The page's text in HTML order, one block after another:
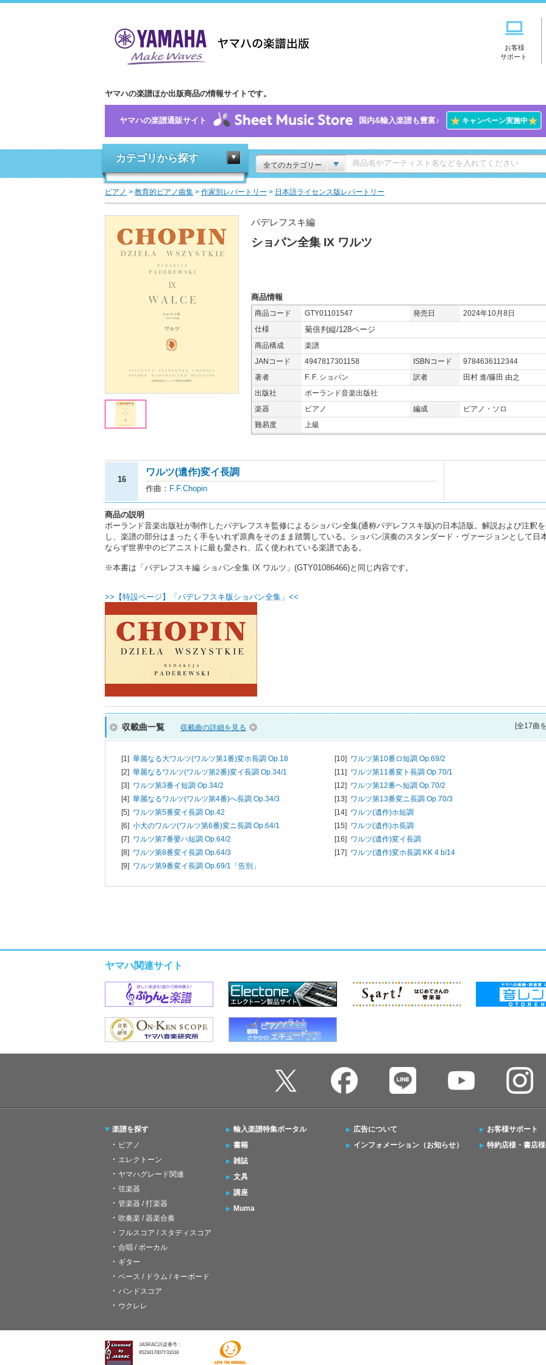
お客様
サポート
ヤマハの楽譜ほか出版商品の情報サイトです。
ヤマハの楽譜通販サイト 国内&輸入楽譜も豊富♪ ★キャンペーン実施中★
カテゴリから探す
全てのカテゴリー
ピアノ > 教育的ピアノ曲集 > 作家別レパートリー > 日本語ライセンス版レパートリー
パデレフスキ編
ショパン全集 IX ワルツ
商品情報
商品コード GTY01101547 発売日
2024年10月8日
仕様
菊倍判縦/128ページ
商品構成
楽譜
JANコード
4947817301158 ISBNコード
9784636112344
著者
F. F. ショパン 訳者
田村 進/藤田 由之
出版社
ポーランド音楽出版社
楽器
ピアノ 編成
ピアノ・ソロ
難易度
上級
16
ワルツ(遺作)変イ長調
作曲： F.F.Chopin
商品の説明
ポーランド音楽出版社が制作したパデレフスキ監修によるショパン全集(通称パデレフスキ版)の日本語版。解説および注釈
し、楽譜の部分はまったく手をいれず原典をそのまま踏襲している。ショパン演奏のスタンダード・ヴァージョンとして日
ならず世界中のピアニストに最も愛され、広く使われている楽譜である。
※本書は「パデレフスキ編 ショパン全集 IX ワルツ」(GTY01086466)と同じ内容です。
>>【特設ページ】「パデレフスキ版ショパン全集」<<
収載曲一覧 収載曲の詳細を見る [全17曲
[1] 華麗なる大ワルツ(ワルツ第1番)変ホ長調 Op.18
[2] 華麗なるワルツ(ワルツ第2番)変イ長調 Op.34/1
[3] ワルツ第3番イ短調 Op.34/2
[4] 華麗なるワルツ(ワルツ第4番)へ長調 Op.34/3
[5] ワルツ第5番変イ長調 Op.42
[6] 小犬のワルツ(ワルツ第6番)変ニ長調 Op.64/1
[7] ワルツ第7番嬰ハ短調 Op.64/2
[8] ワルツ第8番変イ長調 Op.64/3
[9] ワルツ第9番変イ長調 Op.69/1「告別」
[10] ワルツ第10番ロ短調 Op.69/2
[11] ワルツ第11番変ト長調 Op.70/1
[12] ワルツ第12番ヘ短調 Op.70/2
[13] ワルツ第13番変ニ長調 Op.70/3
[14] ワルツ(遺作)ホ短調
[15] ワルツ(遺作)ホ長調
[16] ワルツ(遺作)変イ長調
[17] ワルツ(遺作)変ホ長調 KK 4 b/14
ヤマハ関連サイト
楽譜を探す
ピアノ
エレクトーン
ヤマハグレード関連
弦楽器
管楽器 / 打楽器
吹奏楽 / 器楽合奏
フルスコア / スタディスコア
合唱 / ボーカル
ギター
ベース / ドラム / キーボード
バンドスコア
ウクレレ
輸入楽譜特集ポータル
書籍
雑誌
文具
講座
Muma
広告について
インフォメーション（お知らせ）
お客様サポート
特約店様・書店
JASRAC許諾番号：
6523417007Y31018